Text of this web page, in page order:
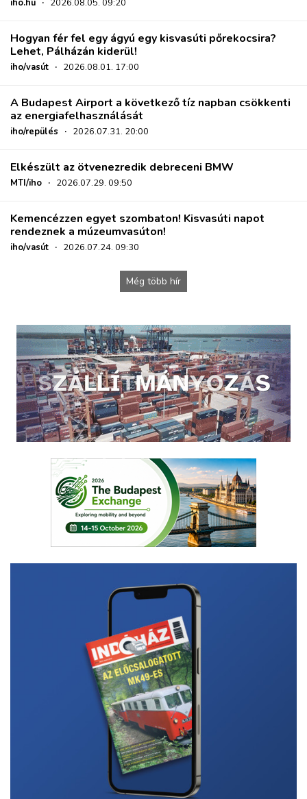
iho.hu · 2026.08.05. 09:20
Hogyan fér fel egy ágyú egy kisvasúti pőrekocsira?
Lehet, Pálházán kiderül!
iho/vasút · 2026.08.01. 17:00
A Budapest Airport a következő tíz napban csökkenti
az energiafelhasználását
iho/repülés · 2026.07.31. 20:00
Elkészült az ötvenezredik debreceni BMW
MTI/iho · 2026.07.29. 09:50
Kemencézzen egyet szombaton! Kisvasúti napot
rendeznek a múzeumvasúton!
iho/vasút · 2026.07.24. 09:30
Még több hír